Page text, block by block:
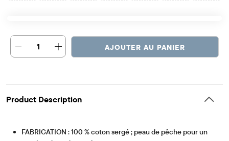
1 AJOUTER AU PANIER
Product Description
FABRICATION : 100 % coton sergé ; peau de pêche pour un